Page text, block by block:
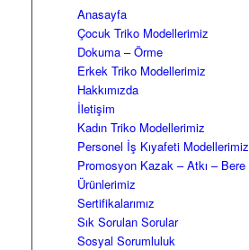
Anasayfa
Çocuk Triko Modellerimiz
Dokuma – Örme
Erkek Triko Modellerimiz
Hakkımızda
İletişim
Kadın Triko Modellerimiz
Personel İş Kıyafeti Modellerimiz
Promosyon Kazak – Atkı – Bere
Ürünlerimiz
Sertifikalarımız
Sık Sorulan Sorular
Sosyal Sorumluluk